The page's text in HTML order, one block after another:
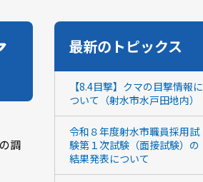
調
最新のトピックス
【8.4目撃】クマの目撃情報に
ついて（射水市水戸田地内）
令和８年度射水市職員採用試
験第１次試験（面接試験）の
結果発表について